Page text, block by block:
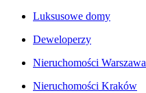
Luksusowe domy
Deweloperzy
Nieruchomości Warszawa
Nieruchomości Kraków